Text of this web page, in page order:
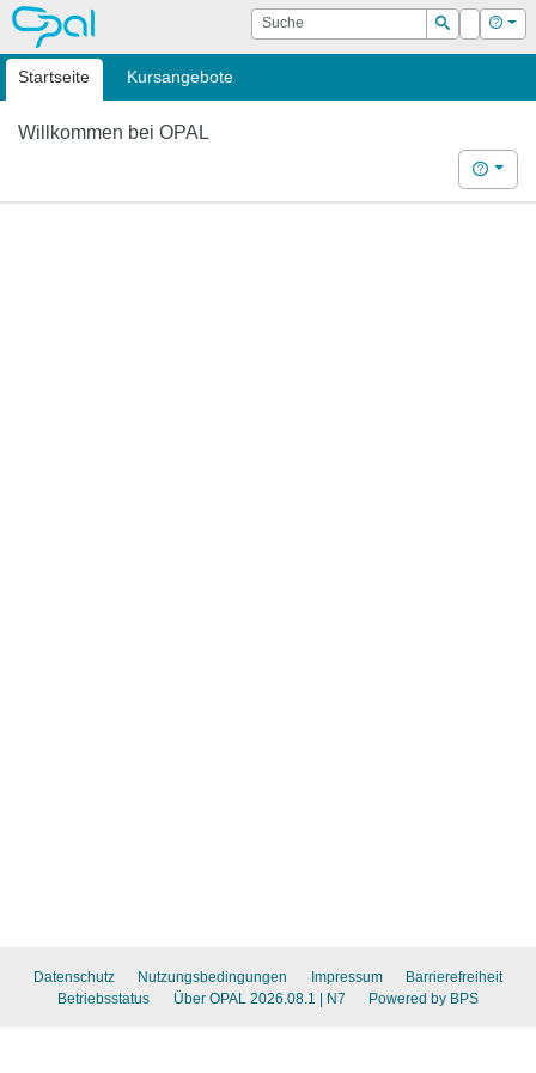
OPAL Suche
Suchen
Login Hilfe
Startseite Kursangebote
Willkommen bei OPAL
Hilfe
Datenschutz Nutzungsbedingungen Impressum
Barrierefreiheit
Betriebsstatus
Über OPAL 2026.08.1 | N7 Powered by BPS